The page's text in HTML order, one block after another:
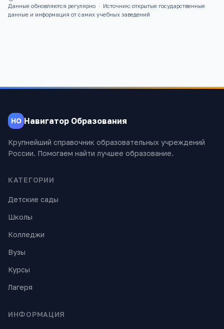
Данные обновляются регулярно ·
Источник: открытые государственные
данные и информация от самих учебных заведений
НО Навигатор Образования
Крупнейший справочник образовательных учреждений
России. Помогаем найти лучшее образование.
КАТЕГОРИИ
Детские сады
Школы
Колледжи
Вузы
Курсы
Лагеря
ИНФОРМАЦИЯ